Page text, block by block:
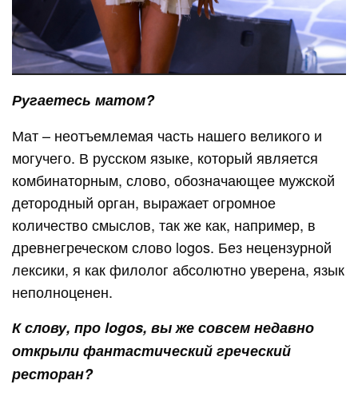
Ругаетесь матом?
Мат – неотъемлемая часть нашего великого и
могучего. В русском языке, который является
комбинаторным, слово, обозначающее мужской
детородный орган, выражает огромное
количество смыслов, так же как, например, в
древнегреческом слово logos. Без нецензурной
лексики, я как филолог абсолютно уверена, язык
неполноценен.
К слову, про logos, вы же совсем недавно
открыли фантастический греческий
ресторан?